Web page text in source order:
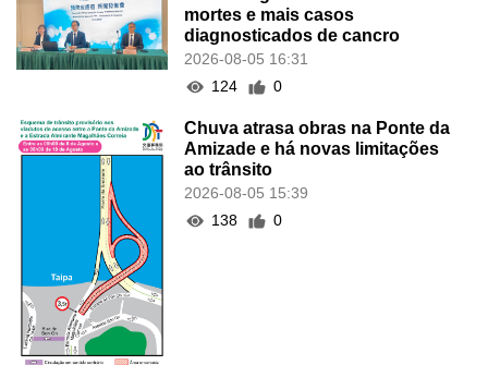
mortes e mais casos
diagnosticados de cancro
2026-08-05 16:31
124
0
Chuva atrasa obras na Ponte da
Amizade e há novas limitações
ao trânsito
2026-08-05 15:39
138
0